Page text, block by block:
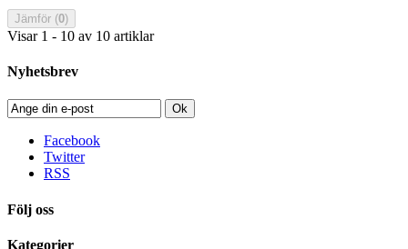
Jämför (0)
Visar 1 - 10 av 10 artiklar
Nyhetsbrev
Ok
Facebook
Twitter
RSS
Följ oss
Kategorier